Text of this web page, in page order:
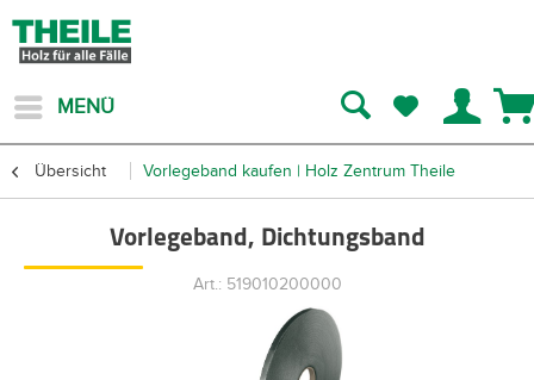
MENÜ
Übersicht Vorlegeband kaufen | Holz Zentrum Theile
Vorlegeband, Dichtungsband
Art.: 519010200000